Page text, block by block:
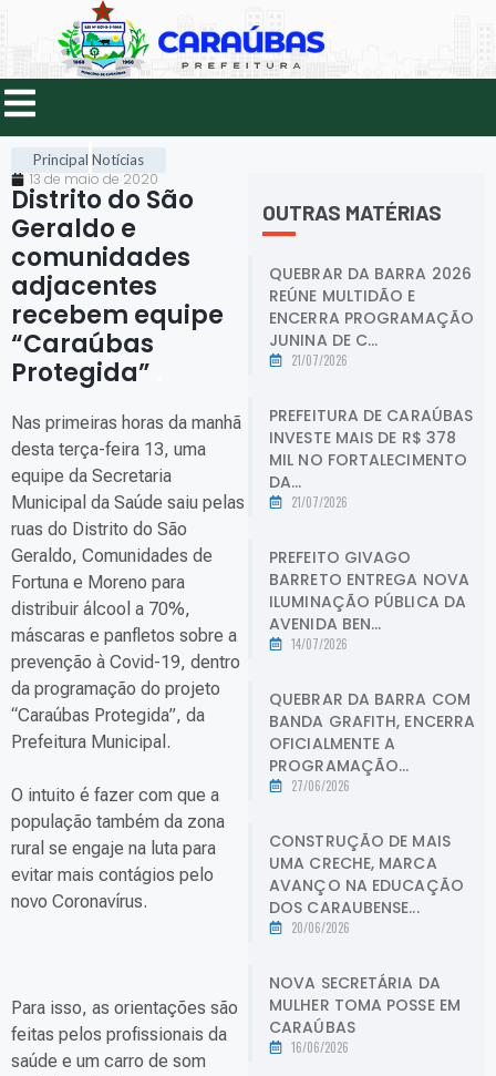
Principal Notícias
13 de maio de 2020
Distrito do São
Geraldo e
comunidades
adjacentes
recebem equipe
“Caraúbas
Protegida”
Nas primeiras horas da manhã
desta terça-feira 13, uma
equipe da Secretaria
Municipal da Saúde saiu pelas
ruas do Distrito do São
Geraldo, Comunidades de
Fortuna e Moreno para
distribuir álcool a 70%,
máscaras e panfletos sobre a
prevenção à Covid-19, dentro
da programação do projeto
“Caraúbas Protegida”, da
Prefeitura Municipal.
O intuito é fazer com que a
população também da zona
rural se engaje na luta para
evitar mais contágios pelo
novo Coronavírus.
Para isso, as orientações são
feitas pelos profissionais da
saúde e um carro de som
OUTRAS MATÉRIAS
QUEBRAR DA BARRA 2026
REÚNE MULTIDÃO E
ENCERRA PROGRAMAÇÃO
JUNINA DE C...
21/07/2026
PREFEITURA DE CARAÚBAS
INVESTE MAIS DE R$ 378
MIL NO FORTALECIMENTO
DA...
21/07/2026
PREFEITO GIVAGO
BARRETO ENTREGA NOVA
ILUMINAÇÃO PÚBLICA DA
AVENIDA BEN...
14/07/2026
QUEBRAR DA BARRA COM
BANDA GRAFITH, ENCERRA
OFICIALMENTE A
PROGRAMAÇÃO...
27/06/2026
CONSTRUÇÃO DE MAIS
UMA CRECHE, MARCA
AVANÇO NA EDUCAÇÃO
DOS CARAUBENSE...
20/06/2026
NOVA SECRETÁRIA DA
MULHER TOMA POSSE EM
CARAÚBAS
16/06/2026